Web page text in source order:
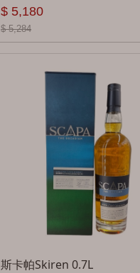
$ 5,180
$ 5,284
斯卡帕Skiren 0.7L